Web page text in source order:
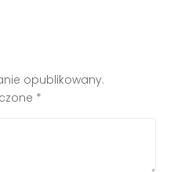
opublikowany.
*